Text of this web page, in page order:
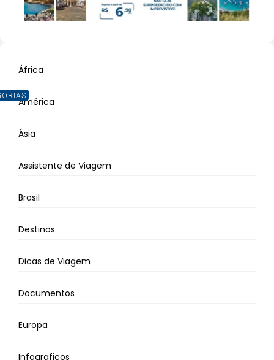
África
América
Ásia
Assistente de Viagem
Brasil
Destinos
Dicas de Viagem
Documentos
Europa
Infograficos